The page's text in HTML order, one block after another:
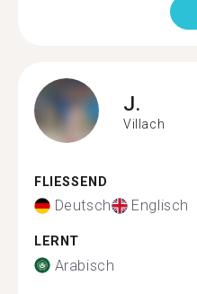
J.
Villach
FLIESSEND
Deutsch Englisch
LERNT
Arabisch